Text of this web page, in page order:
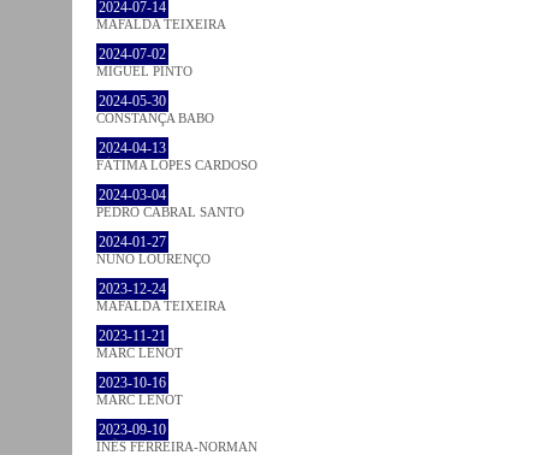
2024-07-14
MAFALDA TEIXEIRA
2024-07-02
MIGUEL PINTO
2024-05-30
CONSTANÇA BABO
2024-04-13
FÁTIMA LOPES CARDOSO
2024-03-04
PEDRO CABRAL SANTO
2024-01-27
NUNO LOURENÇO
2023-12-24
MAFALDA TEIXEIRA
2023-11-21
MARC LENOT
2023-10-16
MARC LENOT
2023-09-10
INÊS FERREIRA-NORMAN